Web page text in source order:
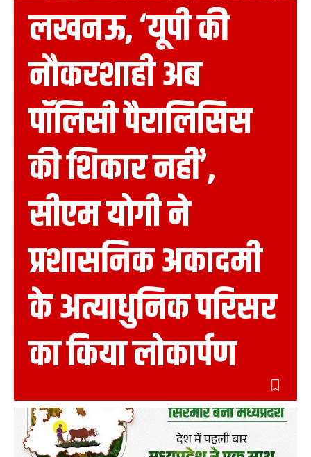
लखनऊ, ‘यूपी की
नौकरशाही अब
पॉलिसी पैरालिसिस
की शिकार नहीं’,
सीएम योगी ने
प्रशासनिक अकादमी
के अत्याधुनिक परिसर
का किया लोकार्पण